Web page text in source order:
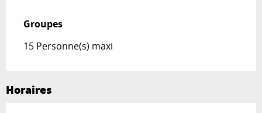
Groupes
Groupes
15 Personne(s) maxi
Horaires